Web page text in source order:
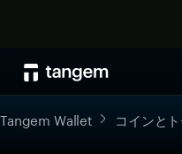
Tangem Wallet コインと